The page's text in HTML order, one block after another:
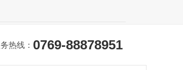
热线： 0769-88878951